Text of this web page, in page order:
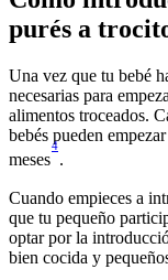
purés a
Una vez que tu bebé
necesarias para
alimentos troceados.
bebés pueden
meses
4
.
Cuando empieces a
que tu pequeño
optar por la
bien cocida y